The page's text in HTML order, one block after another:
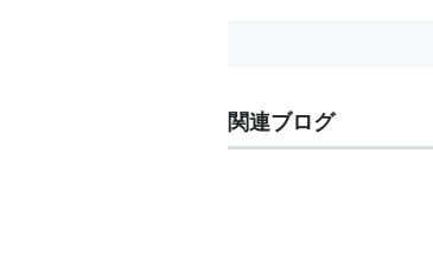
関連ブログ